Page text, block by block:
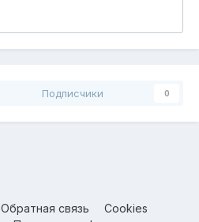
Подписчики 0
Обратная связь
Cookies